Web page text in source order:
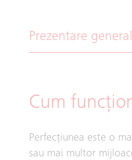
Prezentare
Cum
Perfecțiunea este o
sau mai multor